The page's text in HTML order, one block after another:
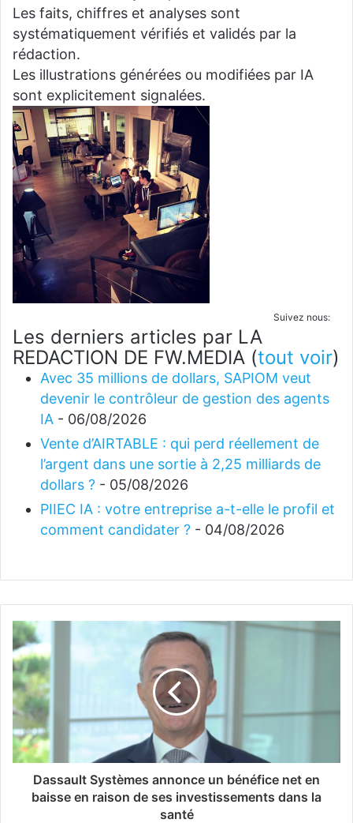
Les faits, chiffres et analyses sont
systématiquement vérifiés et validés par la
rédaction.
Les illustrations générées ou modifiées par IA
sont explicitement signalées.
Suivez nous:
Les derniers articles par LA
REDACTION DE FW.MEDIA (tout voir)
Avec 35 millions de dollars, SAPIOM veut
devenir le contrôleur de gestion des agents
IA - 06/08/2026
Vente d’AIRTABLE : qui perd réellement de
l’argent dans une sortie à 2,25 milliards de
dollars ? - 05/08/2026
PIIEC IA : votre entreprise a-t-elle le profil et
comment candidater ? - 04/08/2026
Dassault Systèmes annonce un bénéfice net en
baisse en raison de ses investissements dans la
santé